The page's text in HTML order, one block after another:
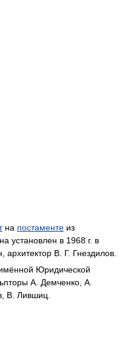
на постаменте из
на установлен в 1968 г. в
В. Г. Гнездилов.
Юридической
А. Демченко, А.
В. Лившиц.